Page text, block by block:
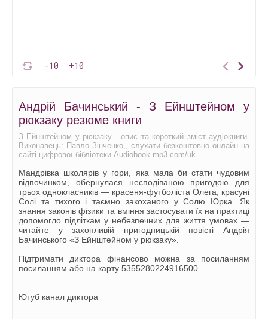
-10 +10
Андрій Бачинський - З Ейнштейном у
рюкзаку резюме книги
З Ейнштейном у рюкзаку - опис та короткий зміст аудіокниги.
Виконавець: Павло Зінченко,, слухати безкоштовно онлайн на
сайті цифрової бібліотеки Audiobook-mp3.com/uk
Мандрівка школярів у гори, яка мала би стати чудовим
відпочинком, обернулася несподіваною пригодою для
трьох однокласників — красеня-футболіста Олега, красуні
Солі та тихого і таємно закоханого у Солю Юрка. Як
знання законів фізики та вміння застосувати їх на практиці
допомогло підліткам у небезпечних для життя умовах —
читайте у захопливій пригодницькій повісті Андрія
Бачинського «З Ейнштейном у рюкзаку».
Підтримати диктора фінансово можна за посиланням
посиланням або на карту 5355280224916500
Ютуб канал диктора